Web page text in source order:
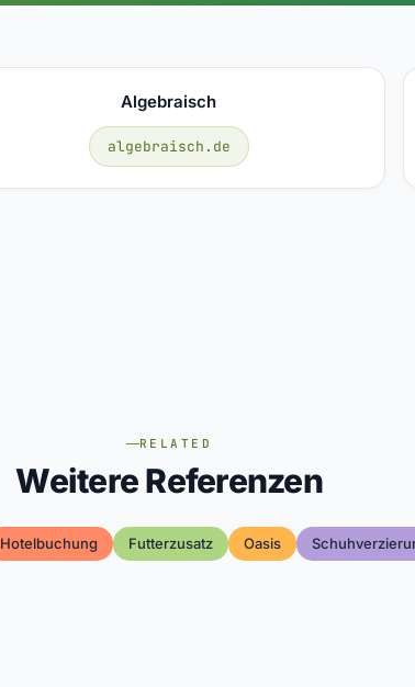
Algebraisch
algebraisch.de
RELATED
Weitere Referenzen
Hotelbuchung Futterzusatz Oasis